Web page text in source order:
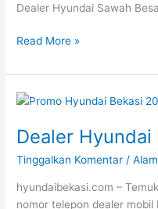
Dealer Hyundai Sawah
Read More »
Dealer
Tinggalkan Komentar /
hyundaibekasi.com –
nomor telepon dealer
Dealer
Karawaci